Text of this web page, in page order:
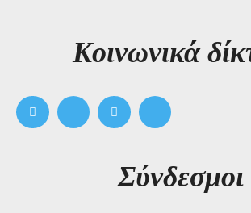
Kοινωνικά
Σύνδεσμοι